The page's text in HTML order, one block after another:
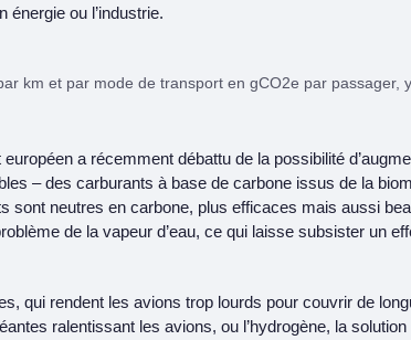
énergie ou l’industrie.
km et par mode de transport en gCO2e par passager,
a récemment débattu de la possibilité
– des carburants à base de carbone issus de la
sont neutres en carbone, plus efficaces mais aussi
de la vapeur d’eau, ce qui laisse subsister un
qui rendent les avions trop lourds pour couvrir de
ralentissant les avions, ou l’hydrogène, la